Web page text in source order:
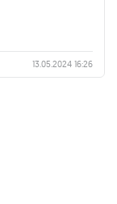
13.05.2024 16:26